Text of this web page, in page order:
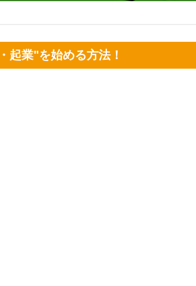
起業"を始める方法！